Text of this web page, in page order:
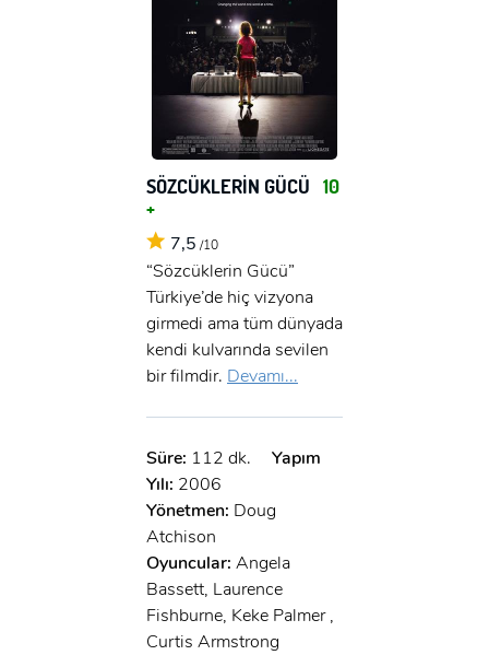
SÖZCÜKLERİN GÜCÜ 10
+
7,5 /10
“Sözcüklerin Gücü”
Türkiye’de hiç vizyona
girmedi ama tüm dünyada
kendi kulvarında sevilen
bir filmdir. Devamı...
Süre: 112 dk.
Yapım
Yılı: 2006
Yönetmen: Doug
Atchison
Oyuncular: Angela
Bassett, Laurence
Fishburne, Keke Palmer ,
Curtis Armstrong